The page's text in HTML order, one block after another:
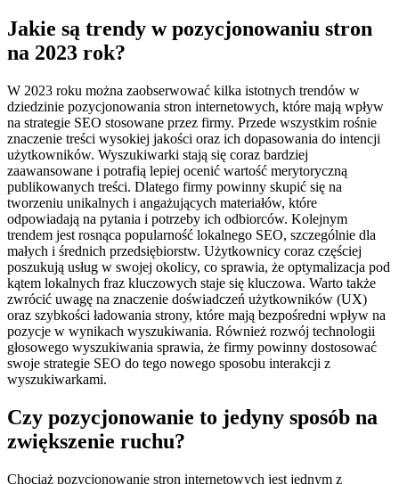
Jakie są trendy w pozycjonowaniu stron
na 2023 rok?
W 2023 roku można zaobserwować kilka istotnych trendów w
dziedzinie pozycjonowania stron internetowych, które mają wpływ
na strategie SEO stosowane przez firmy. Przede wszystkim rośnie
znaczenie treści wysokiej jakości oraz ich dopasowania do intencji
użytkowników. Wyszukiwarki stają się coraz bardziej
zaawansowane i potrafią lepiej ocenić wartość merytoryczną
publikowanych treści. Dlatego firmy powinny skupić się na
tworzeniu unikalnych i angażujących materiałów, które
odpowiadają na pytania i potrzeby ich odbiorców. Kolejnym
trendem jest rosnąca popularność lokalnego SEO, szczególnie dla
małych i średnich przedsiębiorstw. Użytkownicy coraz częściej
poszukują usług w swojej okolicy, co sprawia, że optymalizacja pod
kątem lokalnych fraz kluczowych staje się kluczowa. Warto także
zwrócić uwagę na znaczenie doświadczeń użytkowników (UX)
oraz szybkości ładowania strony, które mają bezpośredni wpływ na
pozycje w wynikach wyszukiwania. Również rozwój technologii
głosowego wyszukiwania sprawia, że firmy powinny dostosować
swoje strategie SEO do tego nowego sposobu interakcji z
wyszukiwarkami.
Czy pozycjonowanie to jedyny sposób na
zwiększenie ruchu?
Chociaż pozycjonowanie stron internetowych jest jednym z